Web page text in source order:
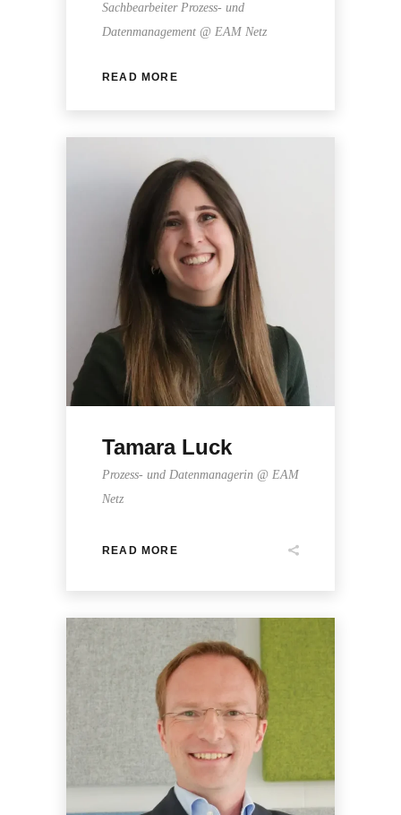
Sachbearbeiter Prozess- und
Datenmanagement @ EAM Netz
READ MORE
Tamara Luck
Prozess- und Datenmanagerin @ EAM
Netz
READ MORE